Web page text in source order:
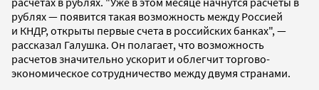
рублях — появится такая возможность между Россией
и КНДР, открыты первые счета в российских банках", —
рассказал Галушка. Он полагает, что возможность
расчетов значительно ускорит и облегчит торгово-
экономическое сотрудничество между двумя странами.